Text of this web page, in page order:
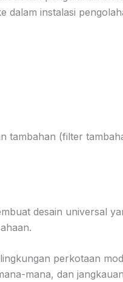
dalam instalasi
tambahan (filter
desain universal
perkotaan
mana, dan